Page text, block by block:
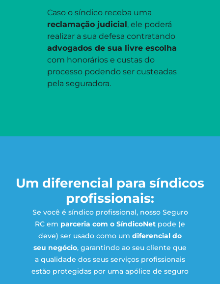
Caso o síndico receba uma
reclamação judicial , ele poderá
realizar a sua defesa contratando
advogados de sua livre escolha
com honorários e custas do
processo podendo ser custeadas
pela seguradora.
Um diferencial para síndicos
profissionais:
Se você é síndico profissional, nosso Seguro
RC em parceria com o SíndicoNet pode (e
deve) ser usado como um diferencial do
seu negócio, garantindo ao seu cliente que
a qualidade dos seus serviços profissionais
estão protegidas por uma apólice de seguro